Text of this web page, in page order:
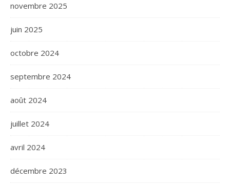
novembre 2025
juin 2025
octobre 2024
septembre 2024
août 2024
juillet 2024
avril 2024
décembre 2023